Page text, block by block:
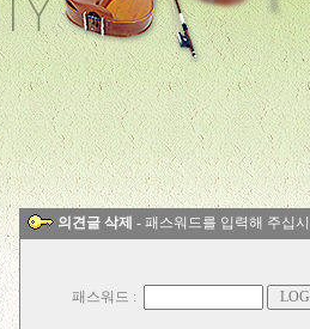
의견글 삭제 - 패스워드를 입력해 주십
패스워드 :